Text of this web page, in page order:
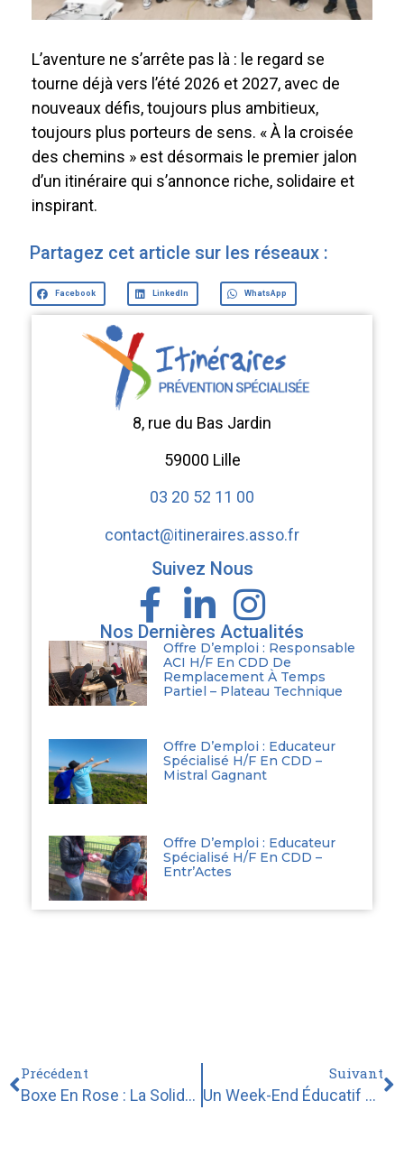
L’aventure ne s’arrête pas là : le regard se
tourne déjà vers l’été 2026 et 2027, avec de
nouveaux défis, toujours plus ambitieux,
toujours plus porteurs de sens. « À la croisée
des chemins » est désormais le premier jalon
d’un itinéraire qui s’annonce riche, solidaire et
inspirant.
Partagez cet article sur les réseaux :
Facebook LinkedIn WhatsApp
8, rue du Bas Jardin
59000 Lille
03 20 52 11 00
contact@itineraires.asso.fr
Suivez Nous
Nos Dernières Actualités
Offre D’emploi : Responsable
ACI H/F En CDD De
Remplacement À Temps
Partiel – Plateau Technique
Offre D’emploi : Educateur
Spécialisé H/F En CDD –
Mistral Gagnant
Offre D’emploi : Educateur
Spécialisé H/F En CDD –
Entr’Actes
Précédent
Boxe En Rose : La Solidarité Au Cœur Du Combat
Suivant
Un Week-End Éducatif À Arras Avec Les Jeunes De Wazemmes